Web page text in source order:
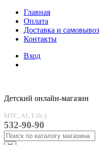
Главная
Оплата
Доставка и самовывоз
Контакты
Вход
Детский онлайн-магазин
MTC, A1, Life:)
532-90-90